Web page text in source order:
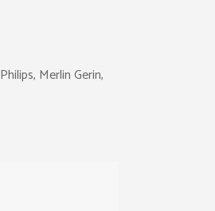
Merlin Gerin,